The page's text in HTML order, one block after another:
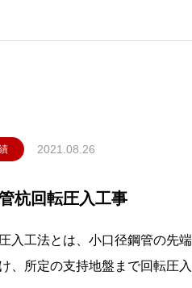
2021.08.26
杭回転圧入工事
入工法とは、小口径鋼管の先
、所定の支持地盤まで回転圧